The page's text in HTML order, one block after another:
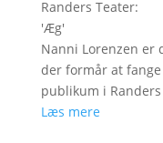
Randers Teater:
'Æg'
Nanni Lorenzen er
der formår at
publikum i
Læs mere